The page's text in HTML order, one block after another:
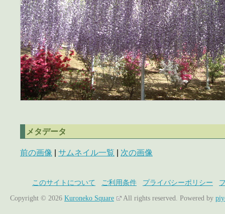
メタデータ
前の画像 サムネイル一覧 次の画像
このサイトについて ご利用条件 プライバシーポリシー
Copyright © 2026 Kuroneko Square All rights reserved. Powered by